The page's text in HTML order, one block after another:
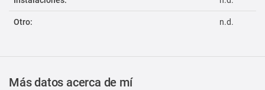
Otro: n.d.
Más datos acerca de mí